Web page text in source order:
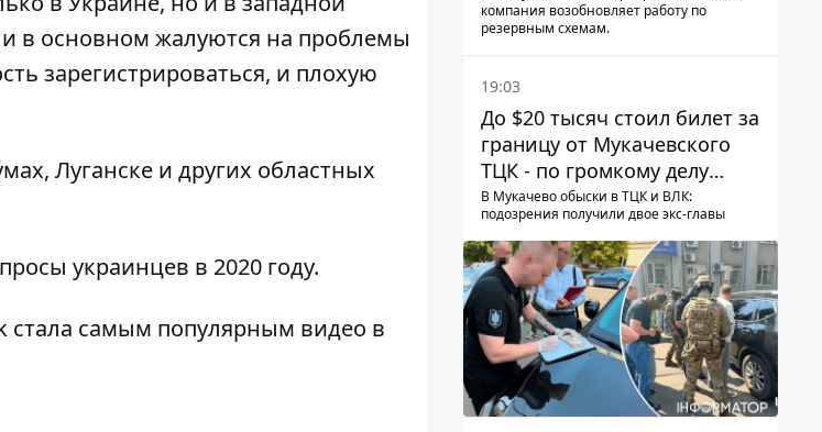
в основном жалуются на проблемы
зарегистрироваться, и плохую
Луганске и других областных
украинцев в 2020 году.
стала самым популярным видео в
компания возобновляет работу по
резервным схемам.
19:03
До $20 тысяч стоил билет за
границу от Мукачевского
ТЦК - по громкому делу
первые подозрения
получили двое бывших
руководителей
В Мукачево обыски в ТЦК и ВЛК:
подозрения получили двое экс-главы